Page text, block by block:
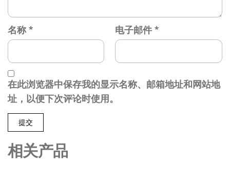
名称 * 电子邮件 *
在此浏览器中保存我的显示名称、邮箱地址和网站地
址，以便下次评论时使用。
相关产品